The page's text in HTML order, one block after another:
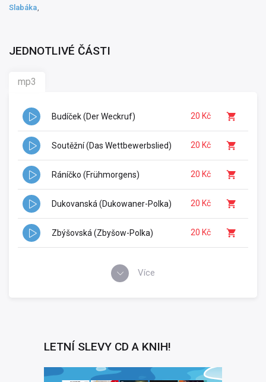
Slabáka
JEDNOTLIVÉ ČÁSTI
mp3
Budíček (Der Weckruf) 20 Kč
Soutěžní (Das Wettbewerbslied) 20 Kč
Ráníčko (Frühmorgens) 20 Kč
Dukovanská (Dukowaner-Polka) 20 Kč
Zbýšovská (Zbyšow-Polka) 20 Kč
Více
LETNÍ SLEVY CD A KNIH!